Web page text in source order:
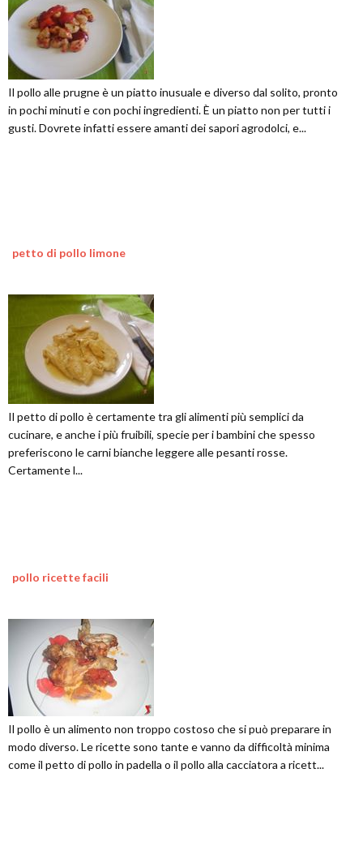
Il pollo alle prugne è un piatto inusuale e diverso dal solito, pronto
in pochi minuti e con pochi ingredienti. È un piatto non per tutti i
gusti. Dovrete infatti essere amanti dei sapori agrodolci, e...
petto di pollo limone
Il petto di pollo è certamente tra gli alimenti più semplici da
cucinare, e anche i più fruibili, specie per i bambini che spesso
preferiscono le carni bianche leggere alle pesanti rosse.
Certamente l...
pollo ricette facili
Il pollo è un alimento non troppo costoso che si può preparare in
modo diverso. Le ricette sono tante e vanno da difficoltà minima
come il petto di pollo in padella o il pollo alla cacciatora a ricett...